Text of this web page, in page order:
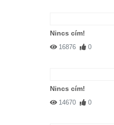
Nincs cím!
16876 0
Nincs cím!
14670 0